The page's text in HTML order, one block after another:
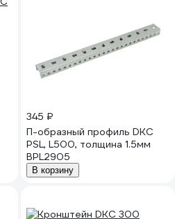
345 ₽
П-образный профиль DKC
PSL, L500, толщина 1.5мм
BPL2905
В корзину